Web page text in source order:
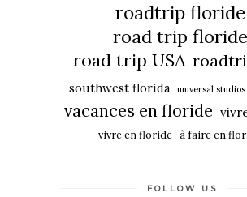
roadtrip floride
road trip floride
road trip USA
southwest florida universal studios
vacances en floride
vivre en floride à faire en
FOLLOW US